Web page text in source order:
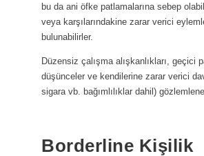
bu da ani öfke patlamalarına sebep
veya karşılarındakine zarar verici
bulunabilirler.
Düzensiz çalışma alışkanlıkları, geçici
düşünceler ve kendilerine zarar verici
sigara vb. bağımlılıklar dahil)
Borderline Kişilik